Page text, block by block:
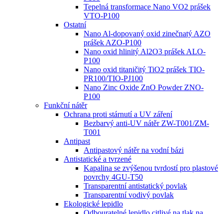
Tepelná transformace Nano VO2 prášek
VTO-P100
Ostatní
Nano Al-dopovaný oxid zinečnatý AZO
prášek AZO-P100
Nano oxid hlinitý Al2O3 prášek ALO-
P100
Nano oxid titaničitý TiO2 prášek TIO-
PR100/TIO-PJ100
Nano Zinc Oxide ZnO Powder ZNO-
P100
Funkční nátěr
Ochrana proti stárnutí a UV záření
Bezbarvý anti-UV nátěr ZW-T001/ZM-
T001
Antipast
Antipastový nátěr na vodní bázi
Antistatické a tvrzené
Kapalina se zvýšenou tvrdostí pro plastové
povrchy 4GU-T50
Transparentní antistatický povlak
Transparentní vodivý povlak
Ekologické lepidlo